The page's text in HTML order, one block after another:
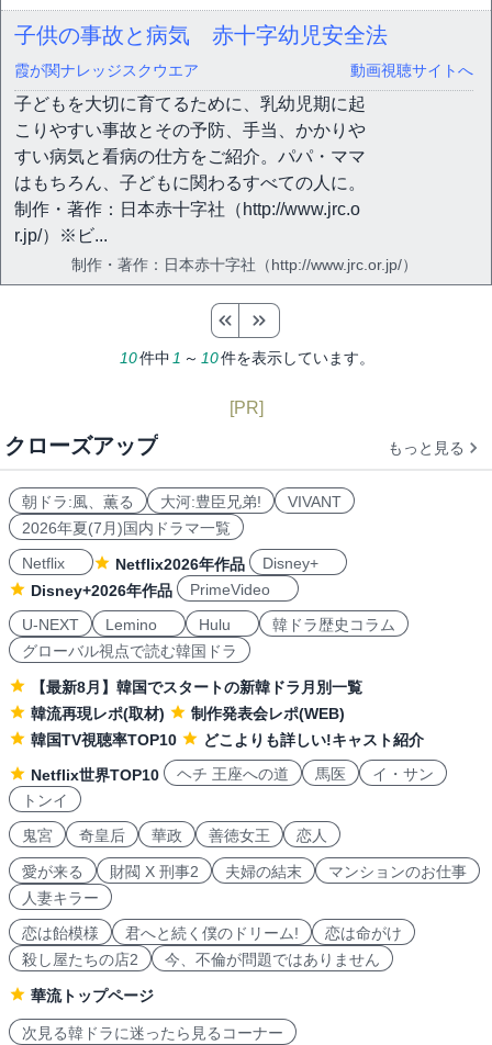
子供の事故と病気 赤十字幼児安全法
霞が関ナレッジスクウエア 動画視聴サイトへ
子どもを大切に育てるために、乳幼児期に起
こりやすい事故とその予防、手当、かかりや
すい病気と看病の仕方をご紹介。パパ・ママ
はもちろん、子どもに関わるすべての人に。
制作・著作：日本赤十字社（http://www.jrc.o
r.jp/）※ビ...
制作・著作：日本赤十字社（http://www.jrc.or.jp/）
10件中 1 ～ 10件を表示しています。
[PR]
クローズアップ もっと見る
朝ドラ:風、薫る 大河:豊臣兄弟!
VIVANT
2026年夏(7月)国内ドラマ一覧
Netflix
Netflix2026年作品
Disney+
Disney+2026年作品
PrimeVideo
U-NEXT
Lemino Hulu
韓ドラ歴史コラム
グローバル視点で読む韓国ドラ
【最新8月】韓国でスタートの新韓ドラ月別一覧
韓流再現レポ(取材)
制作発表会レポ(WEB)
韓国TV視聴率TOP10
どこよりも詳しい!キャスト紹介
Netflix世界TOP10
ヘチ 王座への道 馬医
イ・サン
トンイ
鬼宮
奇皇后 華政 善徳女王 恋人
愛が来る 財閥 X 刑事2 夫婦の結末
マンションのお仕事
人妻キラー
恋は飴模様
君へと続く僕のドリーム!
恋は命がけ
殺し屋たちの店2
今、不倫が問題ではありません
華流トップページ
次見る韓ドラに迷ったら見るコーナー